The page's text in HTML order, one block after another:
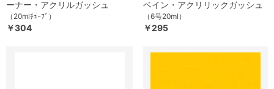
ーナー・アクリルガッシュ
（20mlﾁｭｰﾌﾞ）
￥304
ベイン・アクリリックガッシュ
（6号20ml）
￥295